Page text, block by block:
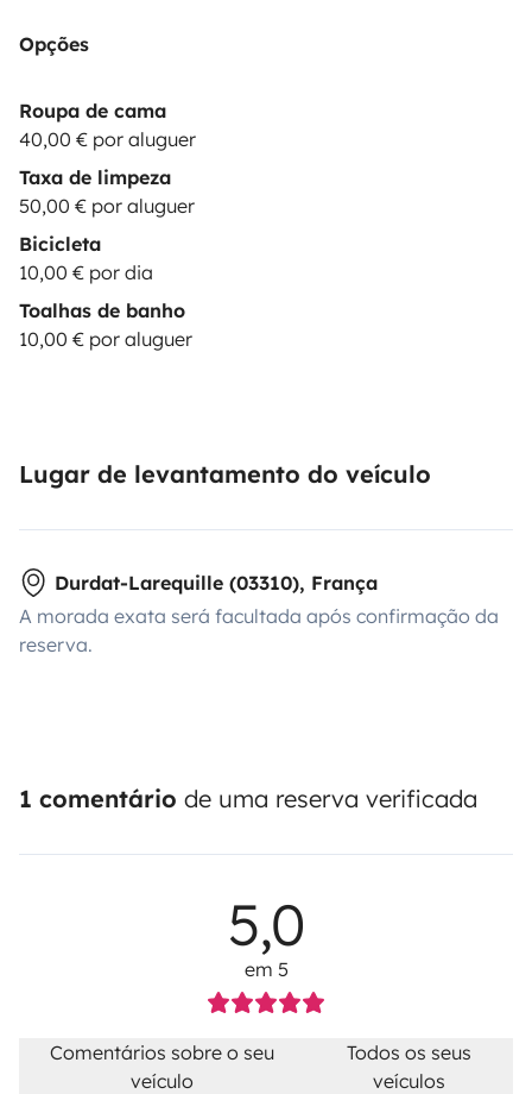
Opções
Roupa de cama
40,00 € por aluguer
Taxa de limpeza
50,00 € por aluguer
Bicicleta
10,00 € por dia
Toalhas de banho
10,00 € por aluguer
Lugar de levantamento do veículo
Durdat-Larequille (03310), França
A morada exata será facultada após confirmação da
reserva.
1 comentário de uma reserva verificada
5,0
em 5
Comentários sobre o seu
veículo
Todos os seus
veículos